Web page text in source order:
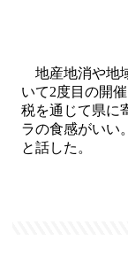
地産地消や地
いて2度目の開
税を通じて県に
ラの食感がいい
と話した。